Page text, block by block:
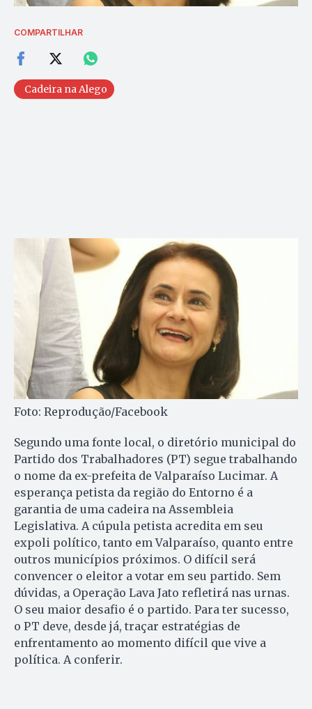
COMPARTILHAR
Cadeira na Alego
Foto: Reprodução/Facebook
Segundo uma fonte local, o diretório municipal do
Partido dos Trabalhadores (PT) segue trabalhando
o nome da ex-prefeita de Valparaíso Lucimar. A
esperança petista da região do Entorno é a
garantia de uma cadeira na Assembleia
Legislativa. A cúpula petista acredita em seu
expoli político, tanto em Valparaíso, quanto entre
outros municípios próximos. O difícil será
convencer o eleitor a votar em seu partido. Sem
dúvidas, a Operação Lava Jato refletirá nas urnas.
O seu maior desafio é o partido. Para ter sucesso,
o PT deve, desde já, traçar estratégias de
enfrentamento ao momento difícil que vive a
política. A conferir.